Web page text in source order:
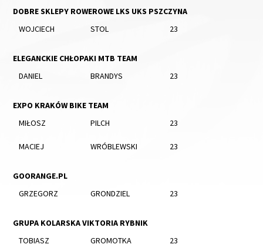
DOBRE SKLEPY ROWEROWE LKS UKS PSZCZYNA
WOJCIECH
STOL 23
ELEGANCKIE CHŁOPAKI MTB TEAM
DANIEL
BRANDYS 23
EXPO KRAKÓW BIKE TEAM
MIŁOSZ
PILCH 23
MACIEJ WRÓBLEWSKI 23
GOORANGE.PL
GRZEGORZ
GRONDZIEL 23
GRUPA KOLARSKA VIKTORIA RYBNIK
TOBIASZ
GROMOTKA 23